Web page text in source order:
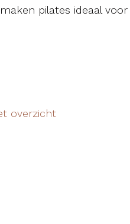
pilates ideaal
overzicht